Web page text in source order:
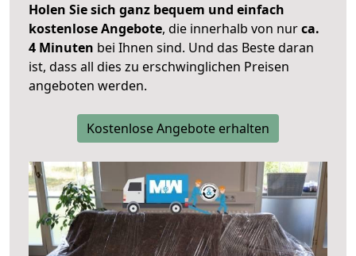
Holen Sie sich ganz bequem und einfach
kostenlose Angebote, die innerhalb von nurca.
4 Minuten bei Ihnen sind. Und das Beste daran
ist, dass all dies zu erschwinglichen Preisen
angeboten werden.
Kostenlose Angebote erhalten